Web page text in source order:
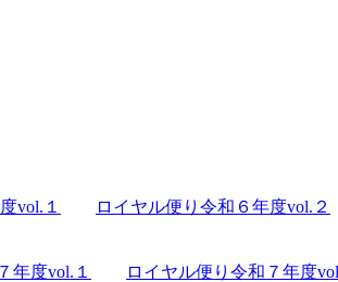
vol.１ ロイヤル便り令和６年度vol.２
年度vol.１ ロイヤル便り令和７年度